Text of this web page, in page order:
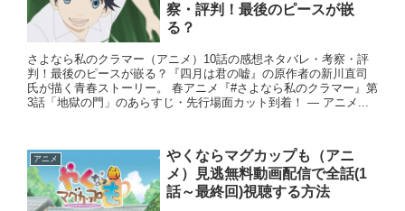
察・評判！最後のピースが嵌
る？
さよなら私のクラマー（アニメ）10話の感想ネタバレ・考察・評
判！最後のピースが嵌る？『四月は君の嘘』の原作者の新川直司
氏が描く青春ストーリー。 春アニメ『#さよなら私のクラマー』第
3話「地獄の門」のあらすじ・先行場面カット到着！ — アニメ...
アニメ
やくならマグカップも（アニ
メ）見逃無料動画配信で全話(1
話～最終回)視聴する方法